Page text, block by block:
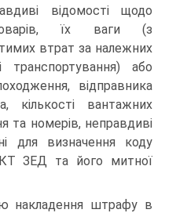
відомості щодо
їх ваги (з
втрат за належних
транспортування) або
відправника
кількості вантажних
та номерів, неправдиві
для визначення коду
ЗЕД та його митної
накладення штрафу в